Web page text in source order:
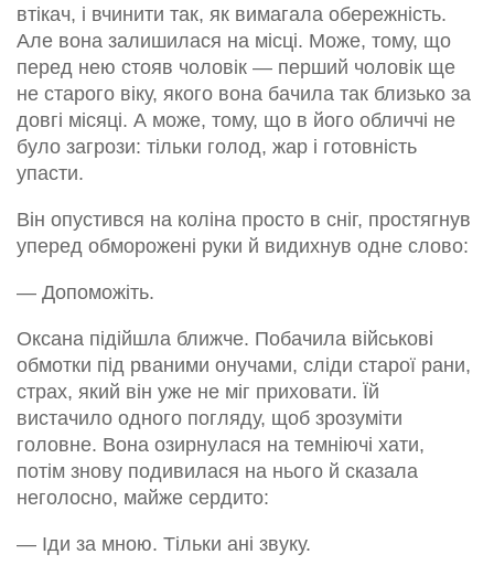
втікач, і вчинити так, як вимагала обережність.
Але вона залишилася на місці. Може, тому, що
перед нею стояв чоловік — перший чоловік ще
не старого віку, якого вона бачила так близько за
довгі місяці. А може, тому, що в його обличчі не
було загрози: тільки голод, жар і готовність
упасти.
Він опустився на коліна просто в сніг, простягнув
уперед обморожені руки й видихнув одне слово:
— Допоможіть.
Оксана підійшла ближче. Побачила військові
обмотки під рваними онучами, сліди старої рани,
страх, який він уже не міг приховати. Їй
вистачило одного погляду, щоб зрозуміти
головне. Вона озирнулася на темніючі хати,
потім знову подивилася на нього й сказала
неголосно, майже сердито:
— Іди за мною. Тільки ані звуку.